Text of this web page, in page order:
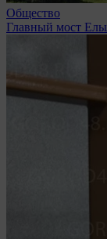
Общество
Главный мост